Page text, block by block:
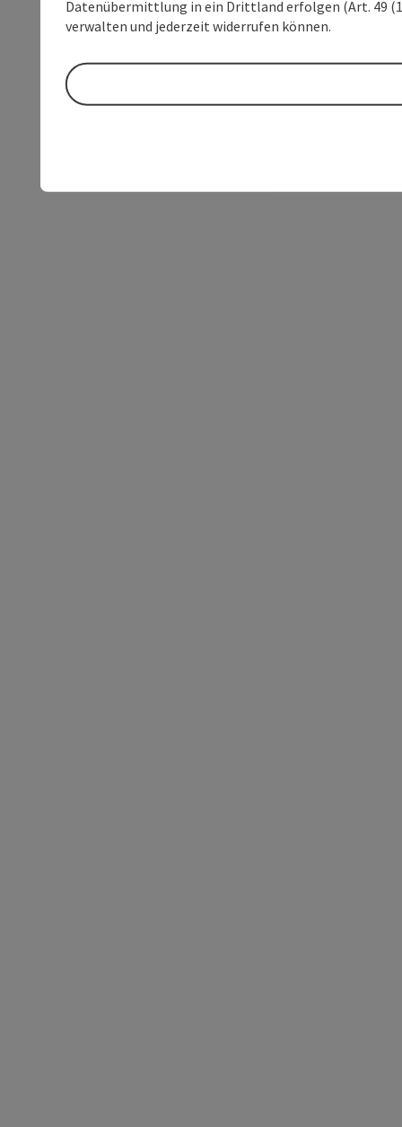
Datenübermittlung in ein Drittland erfolgen (Art. 49
verwalten und jederzeit widerrufen können.